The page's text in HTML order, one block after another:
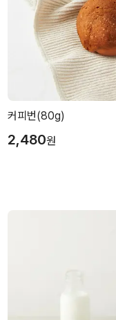
커피번(80g)
2,480원